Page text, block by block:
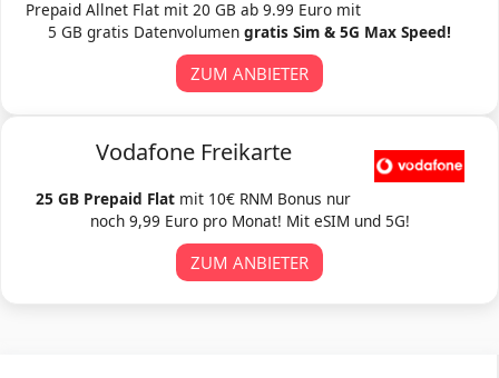
Prepaid Allnet Flat mit 20 GB ab 9.99 Euro mit
5 GB gratis Datenvolumen gratis Sim & 5G Max Speed!
ZUM ANBIETER
Vodafone Freikarte
25 GB Prepaid Flat mit 10€ RNM Bonus nur
noch 9,99 Euro pro Monat! Mit eSIM und 5G!
ZUM ANBIETER